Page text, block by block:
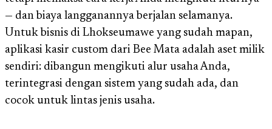
— dan biaya langganannya berjalan selamanya.
Untuk bisnis di Lhokseumawe yang sudah mapan,
aplikasi kasir custom dari Bee Mata adalah aset milik
sendiri: dibangun mengikuti alur usaha Anda,
terintegrasi dengan sistem yang sudah ada, dan
cocok untuk lintas jenis usaha.